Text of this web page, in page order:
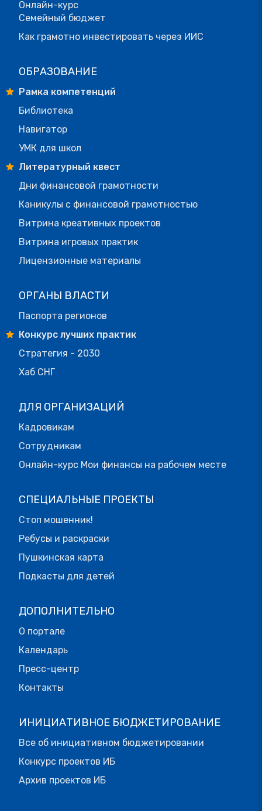
Онлайн-курс
Семейный бюджет
Как грамотно инвестировать через ИИС
ОБРАЗОВАНИЕ
Рамка компетенций
Библиотека
Навигатор
УМК для школ
Литературный квест
Дни финансовой грамотности
Каникулы с финансовой грамотностью
Витрина креативных проектов
Витрина игровых практик
Лицензионные материалы
ОРГАНЫ ВЛАСТИ
Паспорта регионов
Конкурс лучших практик
Стратегия - 2030
Хаб СНГ
ДЛЯ ОРГАНИЗАЦИЙ
Кадровикам
Сотрудникам
Онлайн-курс Мои финансы на рабочем месте
СПЕЦИАЛЬНЫЕ ПРОЕКТЫ
Стоп мошенник!
Ребусы и раскраски
Пушкинская карта
Подкасты для детей
ДОПОЛНИТЕЛЬНО
О портале
Календарь
Пресс-центр
Контакты
ИНИЦИАТИВНОЕ БЮДЖЕТИРОВАНИЕ
Все об инициативном бюджетировании
Конкурс проектов ИБ
Архив проектов ИБ